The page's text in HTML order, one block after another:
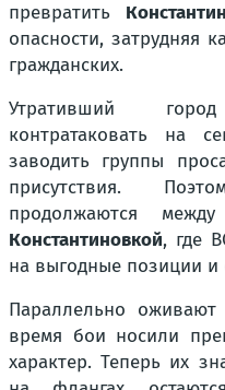
превратить
опасности, затрудняя
гражданских.
Утративший
контратаковать на
заводить группы
присутствия.
продолжаются
Константиновкой, где
на выгодные позиции
Параллельно
время бои носили
характер. Теперь их